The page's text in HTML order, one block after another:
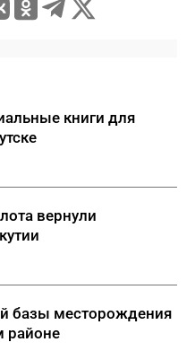
книги для
вернули
базы месторождения
районе